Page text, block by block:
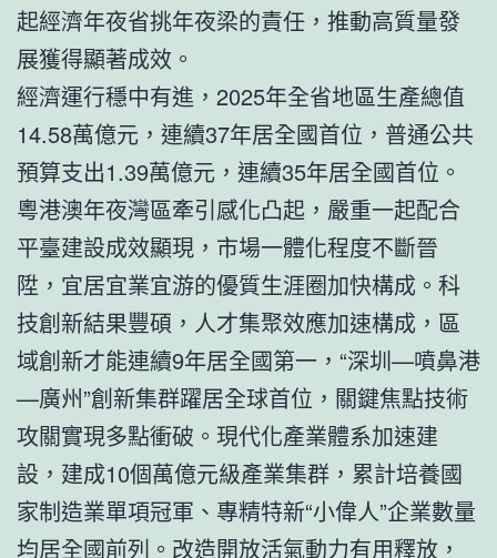
起經濟年夜省挑年夜梁的責任，推動高質量發
展獲得顯著成效。
經濟運行穩中有進，2025年全省地區生產總值
14.58萬億元，連續37年居全國首位，普通公共
預算支出1.39萬億元，連續35年居全國首位。
粵港澳年夜灣區牽引感化凸起，嚴重一起配合
平臺建設成效顯現，市場一體化程度不斷晉
陞，宜居宜業宜游的優質生涯圈加快構成。科
技創新結果豐碩，人才集聚效應加速構成，區
域創新才能連續9年居全國第一，“深圳—噴鼻港
—廣州”創新集群躍居全球首位，關鍵焦點技術
攻關實現多點衝破。現代化產業體系加速建
設，建成10個萬億元級產業集群，累計培養國
家制造業單項冠軍、專精特新“小偉人”企業數量
均居全國前列。改造開放活氣動力有用釋放，